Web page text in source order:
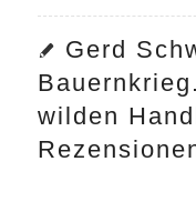
Gerd
wilden